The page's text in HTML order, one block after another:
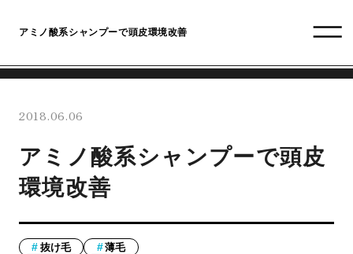
アミノ酸系シャンプーで頭皮環境改善
2018.06.06
アミノ酸系シャンプーで頭皮
環境改善
抜け毛 薄毛